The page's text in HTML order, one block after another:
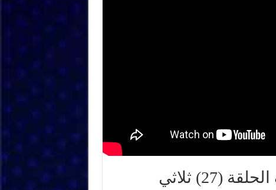
برنامج”فنان في رمضان” ضيف الحلقة (27) ثلاثي